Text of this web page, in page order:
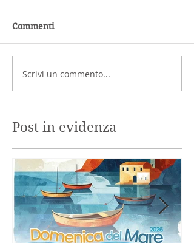
Commenti
Scrivi un commento...
Post in evidenza